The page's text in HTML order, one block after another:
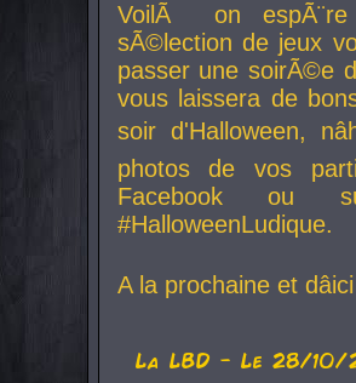
VoilÃ on
sÃ©lection de jeux
passer une soirÃ©e
vous laissera de
soir d'Halloween,
photos de vos
Facebook ou
#HalloweenLudique.
A la prochaine et
La LBD - Le 28/10/